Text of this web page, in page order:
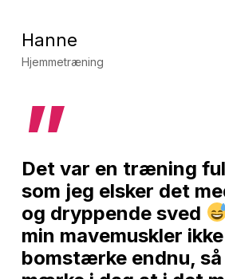
Hanne
Hjemmetræning
”
Det var en træning
som jeg elsker det
og dryppende sved
min mavemuskler
bomstærke endnu,